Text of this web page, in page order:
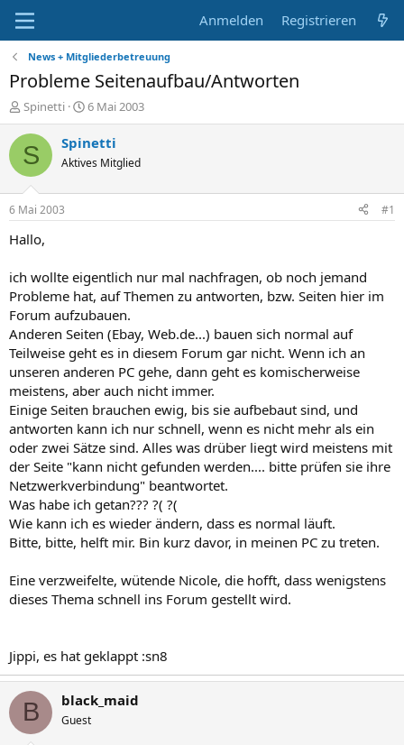
Anmelden Registrieren
News + Mitgliederbetreuung
Probleme Seitenaufbau/Antworten
E
r
s
t
l
e
r
Spinetti
E
r
s
e
t
6 Mai 2003
S Spinetti
Aktives Mitglied
6 Mai 2003 #1
Hallo,
ich wollte eigentlich nur mal nachfragen, ob noch jemand
Probleme hat, auf Themen zu antworten, bzw. Seiten hier im
Forum aufzubauen.
Anderen Seiten (Ebay, Web.de...) bauen sich normal auf
Teilweise geht es in diesem Forum gar nicht. Wenn ich an
unseren anderen PC gehe, dann geht es komischerweise
meistens, aber auch nicht immer.
Einige Seiten brauchen ewig, bis sie aufbebaut sind, und
antworten kann ich nur schnell, wenn es nicht mehr als ein
oder zwei Sätze sind. Alles was drüber liegt wird meistens mit
der Seite "kann nicht gefunden werden.... bitte prüfen sie ihre
Netzwerkverbindung" beantwortet.
Was habe ich getan??? ?( ?(
Wie kann ich es wieder ändern, dass es normal läuft.
Bitte, bitte, helft mir. Bin kurz davor, in meinen PC zu treten.
Eine verzweifelte, wütende Nicole, die hofft, dass wenigstens
dieses Thema schnell ins Forum gestellt wird.
Jippi, es hat geklappt :sn8
B black_maid
Guest